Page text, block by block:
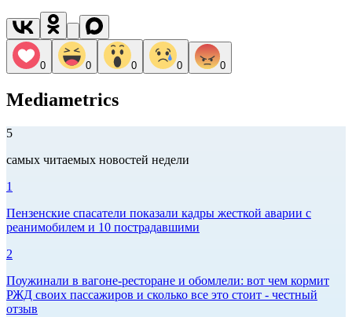
0 0 0 0 0
Mediametrics
5
самых читаемых новостей недели
1
Пензенские спасатели показали кадры жесткой аварии с
реанимобилем и 10 пострадавшими
2
Поужинали в вагоне-ресторане и обомлели: вот чем кормит
РЖД своих пассажиров и сколько все это стоит - честный
отзыв